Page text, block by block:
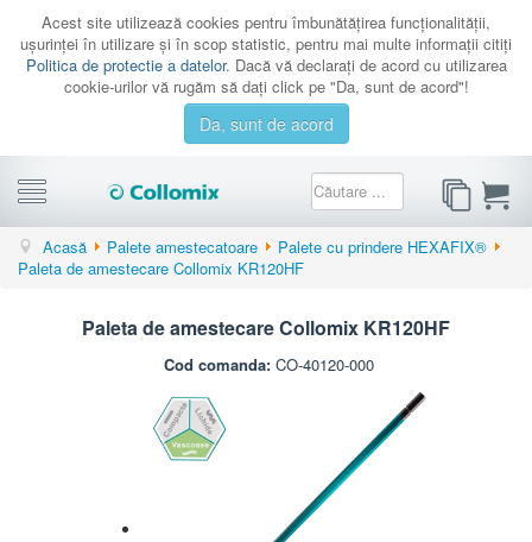
Acest site utilizează cookies pentru îmbunătăţirea funcţionalităţii,
uşurinţei în utilizare şi în scop statistic, pentru mai multe informaţii citiţi
Politica de protectie a datelor. Dacă vă declaraţi de acord cu utilizarea
cookie-urilor vă rugăm să daţi click pe "Da, sunt de acord"!
Da, sunt de acord
CATEGORII
PROMOTII
Acasă Palete amestecatoare
Palete cu prindere HEXAFIX®
Paleta de amestecare Collomix KR120HF
Paleta de amestecare Collomix KR120HF
Cod comanda: CO-40120-000